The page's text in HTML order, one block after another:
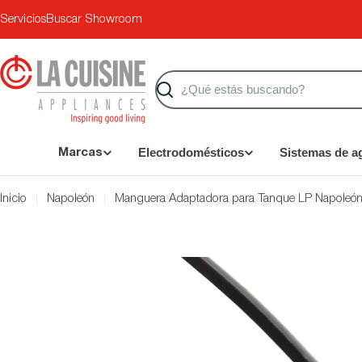
ServiciosBuscar Showroom
Buscar
Marcas Electrodomésticos Sistemas de
Inicio Napoleón Manguera Adaptadora para Tanque LP Napoleón